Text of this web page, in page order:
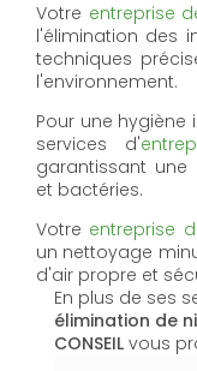
Votre entreprise
l'élimination des
techniques
l'environnement.
Pour une hygiène
services d'
garantissant
et bactéries.
Votre entreprise
un nettoyage
d'air propre et
En plus de ses
élimination de
CONSEIL vous